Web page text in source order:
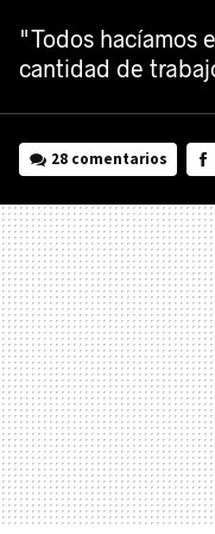
"Todos hacíamos
cantidad de
28 comentarios